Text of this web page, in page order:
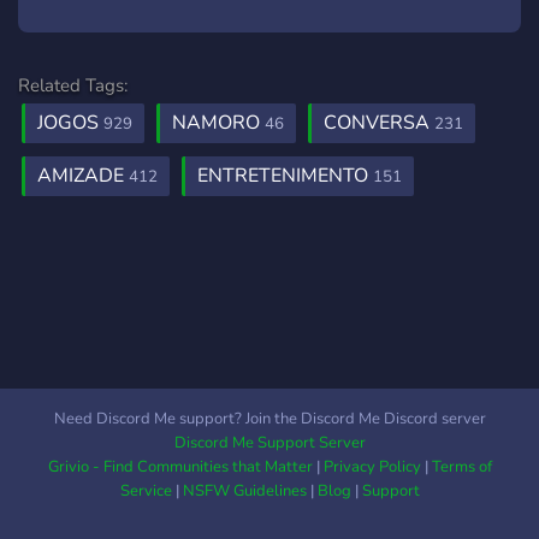
Related Tags:
JOGOS 929 NAMORO 46 CONVERSA 231
AMIZADE 412 ENTRETENIMENTO 151
Need Discord Me support? Join the Discord Me Discord server
Discord Me Support Server
Grivio - Find Communities that Matter| Privacy Policy|Terms of
Service| NSFW Guidelines| Blog |Support